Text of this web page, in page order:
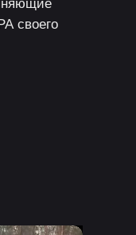
своего